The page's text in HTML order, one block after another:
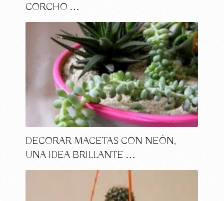
CORCHO …
DECORAR MACETAS CON NEÓN,
UNA IDEA BRILLANTE …